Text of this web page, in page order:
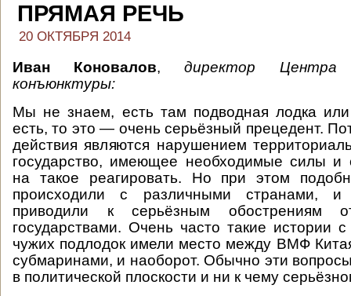
ПРЯМАЯ РЕЧЬ
20 ОКТЯБРЯ 2014
Иван Коновалов,директор Центра
конъюнктуры:
Мы не знаем, есть там подводная лодка
есть, то это — очень серьёзный прецедент.
действия являются нарушением
государство, имеющее необходимые силы и
на такое реагировать. Но при этом
происходили с различными странами,
приводили к серьёзным обострениям
государствами. Очень часто такие истории
чужих подлодок имели место между ВМФ
субмаринами, и наоборот. Обычно эти
в политической плоскости и ни к чему